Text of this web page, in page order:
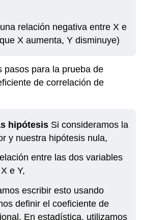
relación negativa entre X e
X aumenta, Y disminuye)
pasos para la prueba de
de correlación de
hipótesis Si consideramos la
y nuestra hipótesis nula,
entre las dos variables
e Y,
escribir esto usando
definir el coeficiente de
En estadística, utilizamos